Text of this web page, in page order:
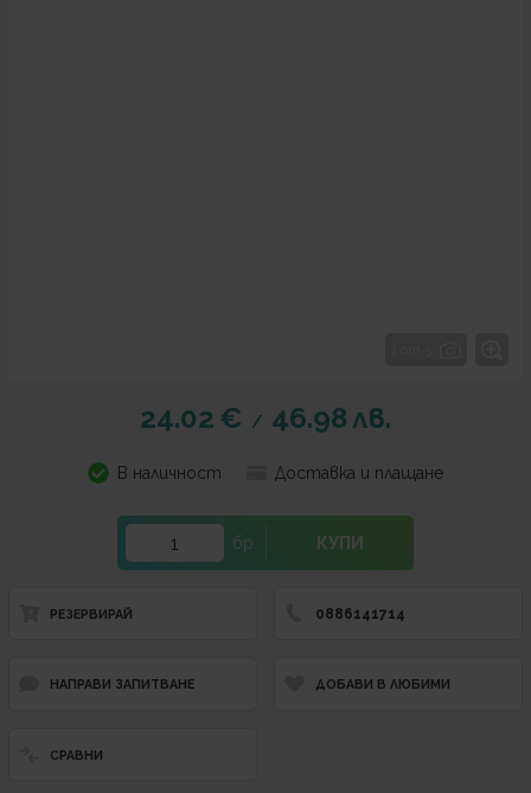
24.02 € / 46.98 лв.
В наличност Доставка и плащане
бр. КУПИ
РЕЗЕРВИРАЙ 0886141714
НАПРАВИ ЗАПИТВАНЕ ДОБАВИ В ЛЮБИМИ
СРАВНИ